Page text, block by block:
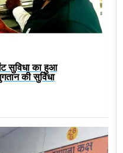
सुविधा का हुआ
की सुविधा